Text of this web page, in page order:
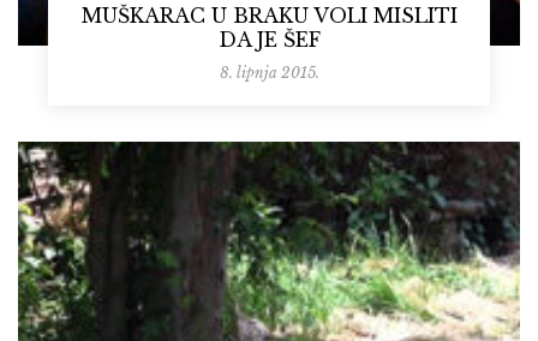
MUŠKARAC U BRAKU VOLI MISLITI
DA JE ŠEF
8. lipnja 2015.